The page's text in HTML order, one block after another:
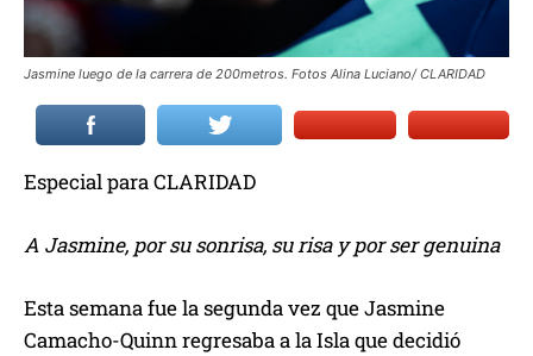
Jasmine luego de la carrera de 200metros. Fotos Alina Luciano/ CLARIDAD
Especial para CLARIDAD
A Jasmine, por su sonrisa, su risa y por ser genuina
Esta semana fue la segunda vez que Jasmine
Camacho-Quinn regresaba a la Isla que decidió